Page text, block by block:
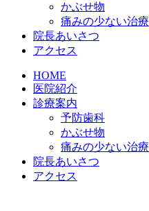
かぶせ物
痛みの少ない治療
院長あいさつ
アクセス
HOME
医院紹介
診療案内
予防歯科
かぶせ物
痛みの少ない治療
院長あいさつ
アクセス